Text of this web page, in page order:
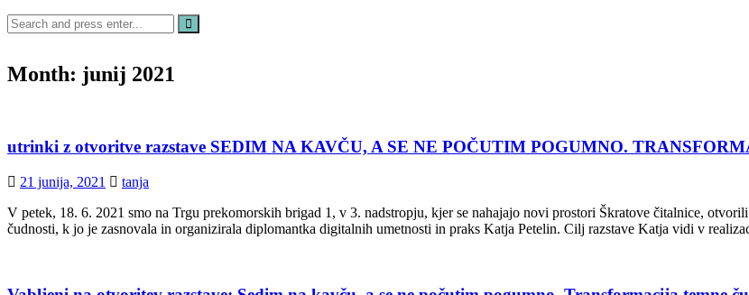
Search
for:
Month: junij 2021
utrinki z otvoritve razstave SEDIM NA KAVČU, A SE NE POČUTIM POGUMNO.
21 junija, 2021
tanja
V petek, 18. 6. 2021 smo na Trgu prekomorskih brigad 1, v 3. nadstropju, kjer se nahajajo novi prostori Škratove čitalnice,
čudnosti, k jo je zasnovala in organizirala diplomantka digitalnih umetnosti in praks Katja Petelin. Cilj razstave Katja vidi v